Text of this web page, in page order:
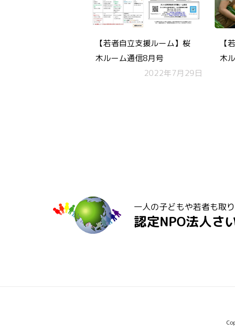
【若者自立支援ルーム】桜
木ルーム通信8月号
2022年7月29日
【
木
一人の子どもや若者も取
認定NPO法人さ